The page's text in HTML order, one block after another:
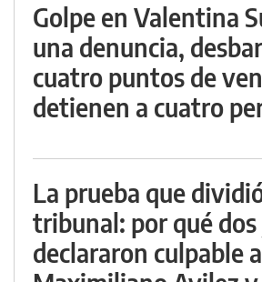
Golpe en Valentina
una denuncia,
cuatro puntos de
detienen a cuatro
La prueba que
tribunal: por qué dos
declararon culpable a